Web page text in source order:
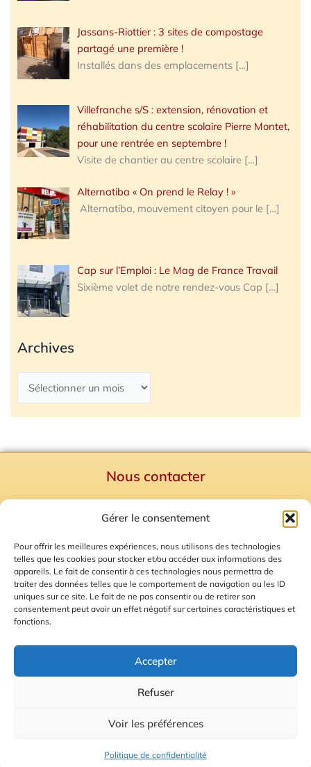
Gérer le consentement
Pour offrir les meilleures expériences, nous utilisons des technologies
telles que les cookies pour stocker et/ou accéder aux informations des
appareils. Le fait de consentir à ces technologies nous permettra de
traiter des données telles que le comportement de navigation ou les ID
uniques sur ce site. Le fait de ne pas consentir ou de retirer son
consentement peut avoir un effet négatif sur certaines caractéristiques et
fonctions.
Accepter
Refuser
Voir les préférences
Politique de confidentialité
Jassans-Riottier : 3 sites de compostage
partagé une première !
Installés dans des emplacements […]
Villefranche s/S : extension, rénovation et
réhabilitation du centre scolaire Pierre Montet,
pour une rentrée en septembre !
Visite de chantier au centre scolaire […]
Alternatiba « On prend le Relay ! »
Alternatiba, mouvement citoyen pour le […]
Cap sur l’Emploi : Le Mag de France Travail
Sixième volet de notre rendez-vous Cap […]
Archives
Nous contacter
Mentions Légales
Plan du site
Gestion des Cookies
© 2026 Radio Calade